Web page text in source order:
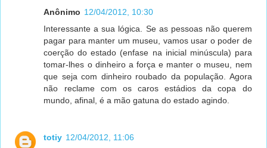
Anônimo 12/04/2012, 10:30
Interessante a sua lógica. Se as pessoas não querem
pagar para manter um museu, vamos usar o poder de
coerção do estado (enfase na inicial minúscula) para
tomar-lhes o dinheiro a força e manter o museu, nem
que seja com dinheiro roubado da população. Agora
não reclame com os caros estádios da copa do
mundo, afinal, é a mão gatuna do estado agindo.
totiy 12/04/2012, 11:06